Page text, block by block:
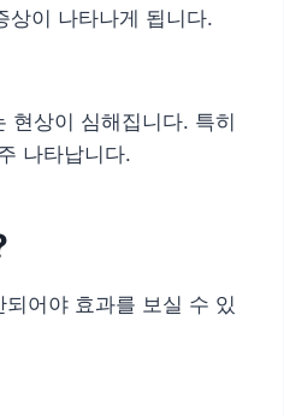
상이 나타나게 됩니다.
현상이 심해집니다. 특히
나타납니다.
어야 효과를 보실 수 있